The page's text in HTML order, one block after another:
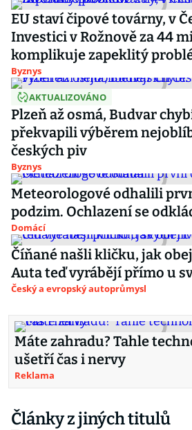
EU staví čipové továrny, v
Investici v Rožnově za 44
komplikuje zapeklitý
Byznys
AKTUALIZOVÁNO
Plzeň až osmá, Budvar
překvapili výběrem
českých piv
Byznys
Meteorologové odhalili
podzim. Ochlazení se
Domácí
Číňané našli kličku, jak
Auta teď vyrábějí přímo u
Český a evropský autoprůmysl
Máte zahradu? Tahle
ušetří čas i nervy
Reklama
Články z jiných titulů